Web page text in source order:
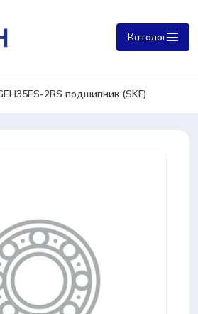
Каталог
2RS подшипник (SKF)